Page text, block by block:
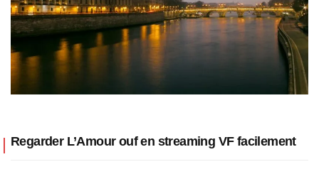
Regarder L’Amour ouf en streaming VF facilement